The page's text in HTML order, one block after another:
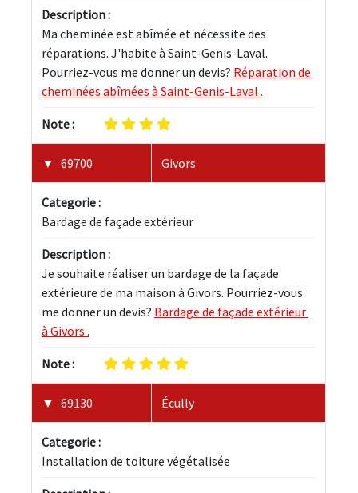
Description :
Ma cheminée est abîmée et nécessite des
réparations. J'habite à Saint-Genis-Laval.
Pourriez-vous me donner un devis? Réparation de
cheminées abîmées à Saint-Genis-Laval .
Note :
69700 Givors
Categorie :
Bardage de façade extérieur
Description :
Je souhaite réaliser un bardage de la façade
extérieure de ma maison à Givors. Pourriez-vous
me donner un devis? Bardage de façade extérieur
à Givors .
Note :
69130 Écully
Categorie :
Installation de toiture végétalisée